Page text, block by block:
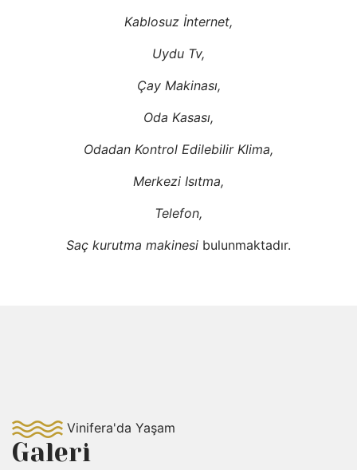
Kablosuz İnternet,
Uydu Tv,
Çay Makinası,
Oda Kasası,
Odadan Kontrol Edilebilir Klima,
Merkezi Isıtma,
Telefon,
Saç kurutma makinesi bulunmaktadır.
Vinifera'da Yaşam
Galeri